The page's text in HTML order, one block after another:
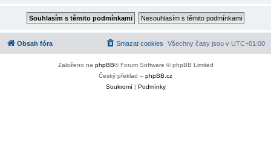
Obsah fóra Všechny časy jsou v UTC+01:00
Smazat cookies
Založeno na phpBB® Forum Software © phpBB Limited
Český překlad – phpBB.cz
Soukromí| Podmínky